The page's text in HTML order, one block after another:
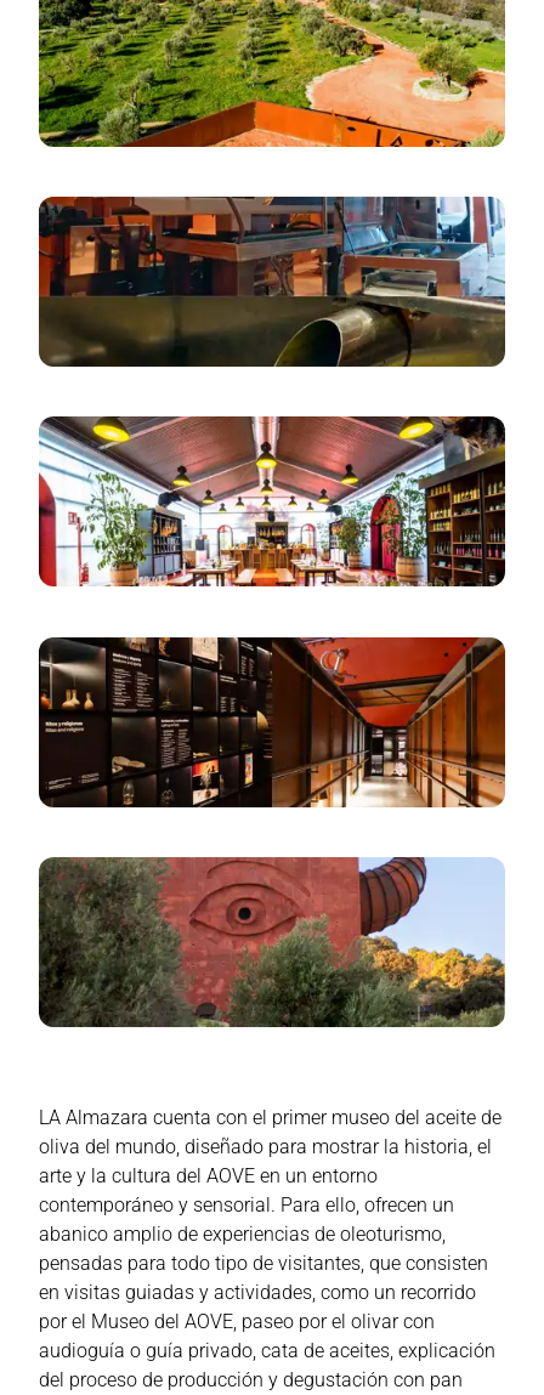
LA Almazara cuenta con el primer museo del aceite de
oliva del mundo, diseñado para mostrar la historia, el
arte y la cultura del AOVE en un entorno
contemporáneo y sensorial. Para ello, ofrecen un
abanico amplio de experiencias de oleoturismo,
pensadas para todo tipo de visitantes, que consisten
en visitas guiadas y actividades, como un recorrido
por el Museo del AOVE, paseo por el olivar con
audioguía o guía privado, cata de aceites, explicación
del proceso de producción y degustación con pan